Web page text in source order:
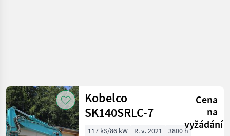
Kobelco
SK140SRLC-7
Cena
na
vyžádání
117 kS/86 kW R. v. 2021
3800 h